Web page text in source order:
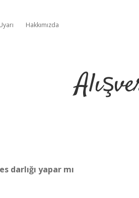
Hakkımızda
darlığı yapar mı